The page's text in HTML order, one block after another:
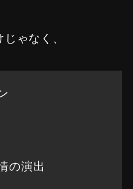
ゃなく、
の演出